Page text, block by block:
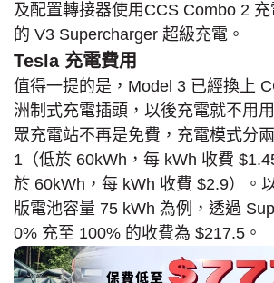
及配置轉接器使用CCS Combo 2
的 V3 Supercharger 超級充電。
Tesla 充電費用
值得一提的是，Model 3 已經換上
洲制式充電插頭，以後充電就不用
眾充電站不再是免費，充電模式分
1（低於 60kWh，每 kWh 收費
於 60kWh，每 kWh 收費 $2.9）。
版電池容量 75 kWh 為例，透過
0% 充至 100% 的收費為 $217.5。